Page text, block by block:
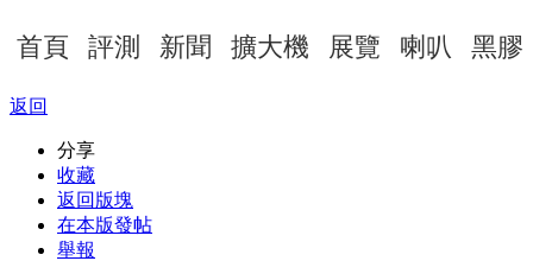
首頁 評測 新聞 擴大機 展覽 喇叭 黑膠
返回
分享
收藏
返回版塊
在本版發帖
舉報